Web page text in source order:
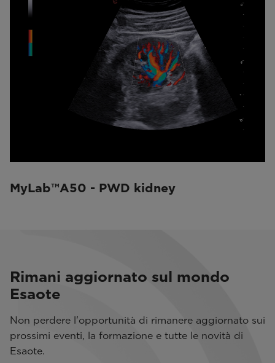
MyLab™A50 - PWD kidney
Rimani aggiornato sul mondo
Esaote
Non perdere l'opportunità di rimanere aggiornato sui
prossimi eventi, la formazione e tutte le novità di
Esaote.